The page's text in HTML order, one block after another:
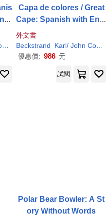
ILT)
Capa de colores / Great
Cape: Spanish with Engl
ish pronuncition guide
外文書
Beckstrand
Karl/ John Collado (
優惠價: 986 元
試閱
Polar Bear Bowler: A St
ory Without Words